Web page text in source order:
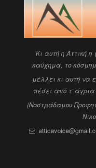
Kι αυτή η Αττική
καύχημα, το
μέλλει κι αυτή να
πέσει από τ'
(Νοστράδαμου